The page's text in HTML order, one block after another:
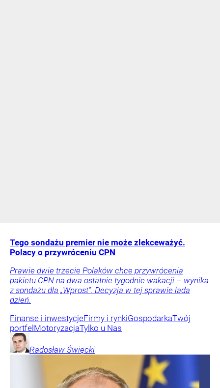
Tego sondażu premier nie może zlekceważyć.
Polacy o przywróceniu CPN
Prawie dwie trzecie Polaków chce przywrócenia
pakietu CPN na dwa ostatnie tygodnie wakacji – wynika
z sondażu dla „Wprost”. Decyzja w tej sprawie lada
dzień.
Finanse i inwestycjeFirmy i rynkiGospodarkaTwój
portfel MotoryzacjaTylko u Nas
Radosław Święcki